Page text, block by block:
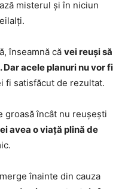
misterul și în niciun
înseamnă că vei reuși să
acele planuri nu vor fi
fi satisfăcut de rezultat.
groasă încât nu reușești
avea o viață plină de
înainte din cauza